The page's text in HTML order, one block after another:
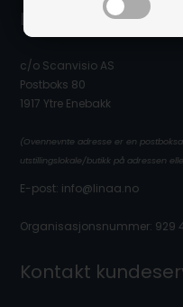
Linå / Linaa.no
c/o Scanvisio AS
Postboks 80
1917 Ytre Enebakk
(Ovennevnte adresse er en
utstillingslokale/butikk på adressen
E-post: info@linaa.no
Organisasjonsnummer: 929
Kontakt